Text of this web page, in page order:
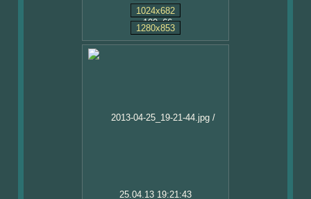
1024x682
1280x853
25.04.13 19:21:43